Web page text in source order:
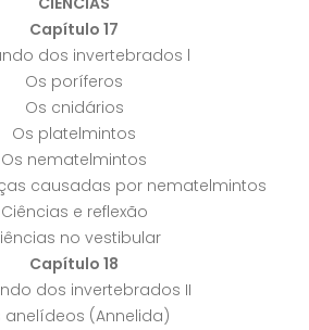
Capítulo 17
dos invertebrados l
Os poríferos
Os cnidários
Os platelmintos
Os nematelmintos
causadas por nematelmintos
Ciências e reflexão
no vestibular
Capítulo 18
dos invertebrados II
anelídeos (Annelida)